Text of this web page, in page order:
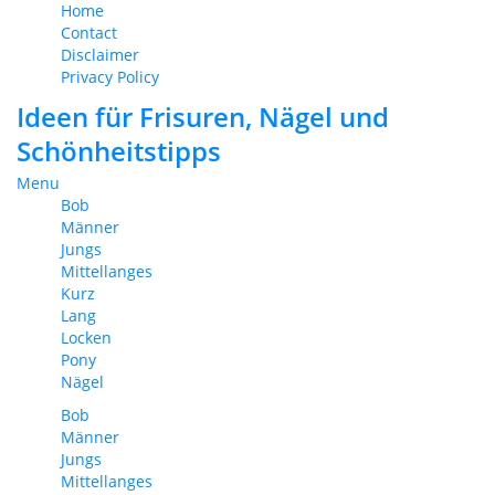
Home
Contact
Disclaimer
Privacy Policy
Ideen für Frisuren, Nägel und
Schönheitstipps
Menu
Bob
Männer
Jungs
Mittellanges
Kurz
Lang
Locken
Pony
Nägel
Bob
Männer
Jungs
Mittellanges